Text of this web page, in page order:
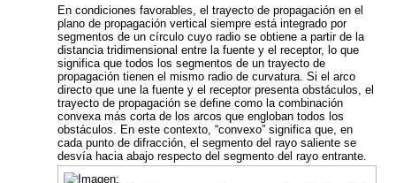
En condiciones favorables, el trayecto de propagación en el
plano de propagación vertical siempre está integrado por
segmentos de un círculo cuyo radio se obtiene a partir de la
distancia tridimensional entre la fuente y el receptor, lo que
significa que todos los segmentos de un trayecto de
propagación tienen el mismo radio de curvatura. Si el arco
directo que une la fuente y el receptor presenta obstáculos, el
trayecto de propagación se define como la combinación
convexa más corta de los arcos que engloban todos los
obstáculos. En este contexto, “convexo” significa que, en
cada punto de difracción, el segmento del rayo saliente se
desvía hacia abajo respecto del segmento del rayo entrante.